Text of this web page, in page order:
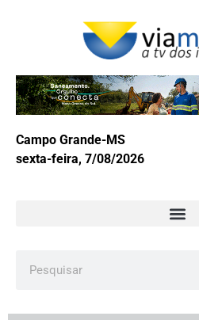
Campo Grande-MS
sexta-feira, 7/08/2026